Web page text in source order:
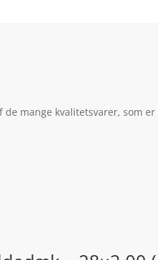
de mange kvalitetsvarer, som